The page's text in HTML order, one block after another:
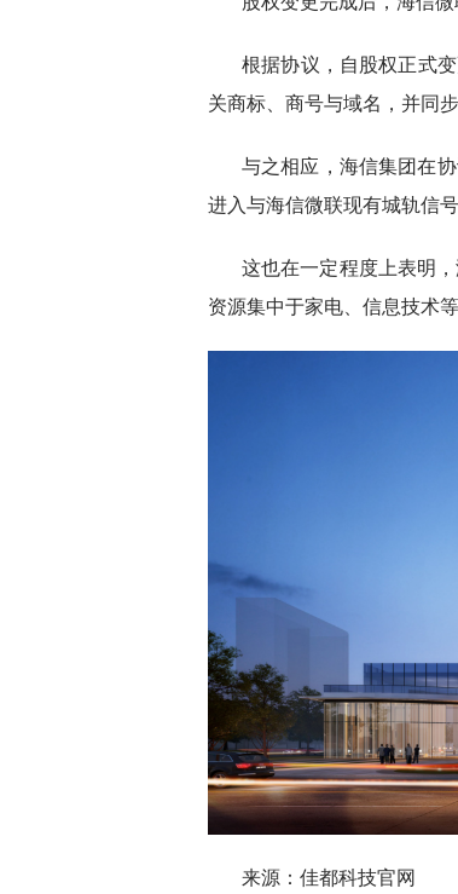
根据协议，自股权正式
关商标、商号与域名，并同
与之相应，海信集团在
进入与海信微联现有城轨信
这也在一定程度上表明
资源集中于家电、信息技术
来源：佳都科技官网